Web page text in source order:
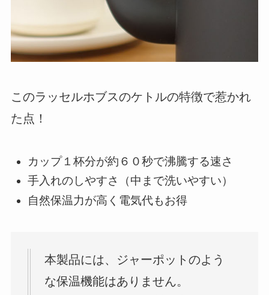
このラッセルホブスのケトルの特徴で惹かれ
た点！
カップ１杯分が約６０秒で沸騰する速さ
手入れのしやすさ（中まで洗いやすい）
自然保温力が高く電気代もお得
本製品には、ジャーポットのよう
な保温機能はありません。